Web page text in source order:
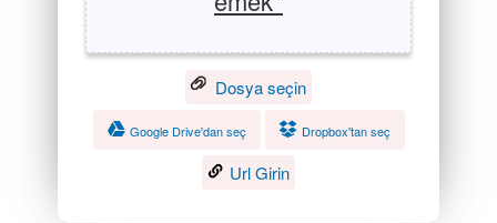
Dosya seçin
Google Drive'dan seç Dropbox'tan seç
Url Girin